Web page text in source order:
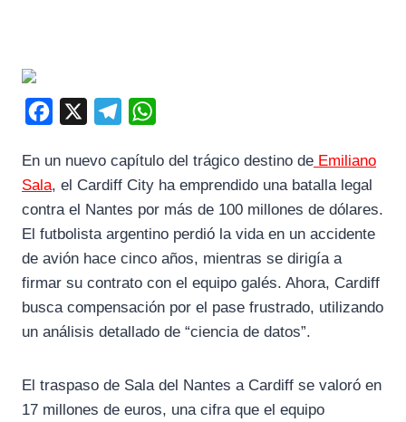
c
e
b
k
l
e
g
r
m
a
s
p
En un nuevo capítulo del trágico destino de Emiliano
Sala, el Cardiff City ha emprendido una batalla legal
contra el Nantes por más de 100 millones de dólares.
El futbolista argentino perdió la vida en un accidente
de avión hace cinco años, mientras se dirigía a
firmar su contrato con el equipo galés. Ahora, Cardiff
busca compensación por el pase frustrado, utilizando
un análisis detallado de “ciencia de datos”.
El traspaso de Sala del Nantes a Cardiff se valoró en
17 millones de euros, una cifra que el equipo